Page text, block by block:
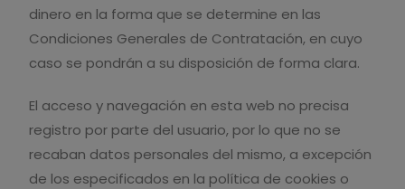
dinero en la forma que se determine en las
Condiciones Generales de Contratación, en cuyo
caso se pondrán a su disposición de forma clara.
El acceso y navegación en esta web no precisa
registro por parte del usuario, por lo que no se
recaban datos personales del mismo, a excepción
de los especificados en la política de cookies o